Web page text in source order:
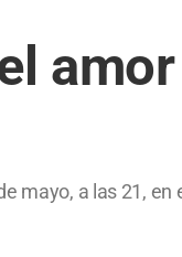
mayo, a las 21, en